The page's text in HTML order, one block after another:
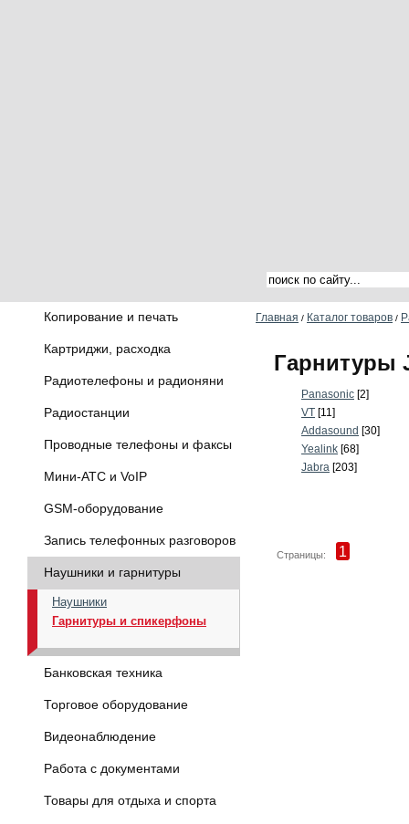
Копирование и печать
Картриджи, расходка
Радиотелефоны и радионяни
Радиостанции
Проводные телефоны и факсы
Мини-АТС и VoIP
GSM-оборудование
Запись телефонных разговоров
Наушники и гарнитуры
Наушники
Гарнитуры и спикерфоны
Банковская техника
Торговое оборудование
Видеонаблюдение
Работа с документами
Товары для отдыха и спорта
Главная / Каталог товаров /
Гарнитуры
Panasonic [2]
VT [11]
Addasound [30]
Yealink [68]
Jabra [203]
Страницы: 1